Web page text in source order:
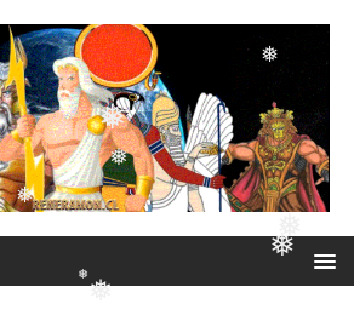
❅❅
❅
❅
❅